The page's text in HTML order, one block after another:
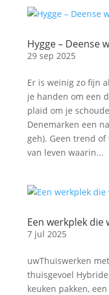
Hygge – Deense
29 sep 2025
Er is weinig zo fijn
je handen om een
plaid om je
Denemarken een
geh). Geen trend
van leven waarin...
Een werkplek die
7 jul 2025
uwThuiswerken
thuisgevoel
keuken pakken,